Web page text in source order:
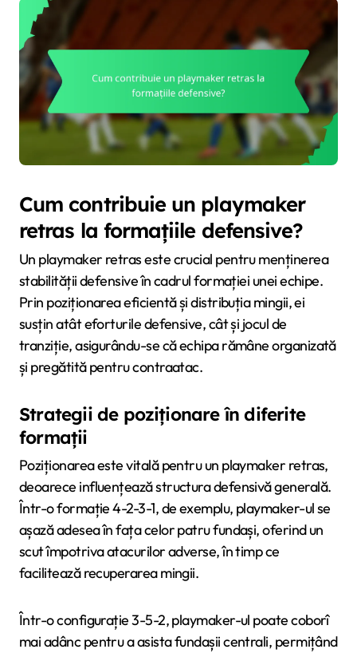
Cum contribuie un playmaker
retras la formațiile defensive?
Un playmaker retras este crucial pentru menținerea
stabilității defensive în cadrul formației unei echipe.
Prin poziționarea eficientă și distribuția mingii, ei
susțin atât eforturile defensive, cât și jocul de
tranziție, asigurându-se că echipa rămâne organizată
și pregătită pentru contraatac.
Strategii de poziționare în diferite
formații
Poziționarea este vitală pentru un playmaker retras,
deoarece influențează structura defensivă generală.
Într-o formație 4-2-3-1, de exemplu, playmaker-ul se
așază adesea în fața celor patru fundași, oferind un
scut împotriva atacurilor adverse, în timp ce
facilitează recuperarea mingii.
Într-o configurație 3-5-2, playmaker-ul poate coborî
mai adânc pentru a asista fundașii centrali, permițând